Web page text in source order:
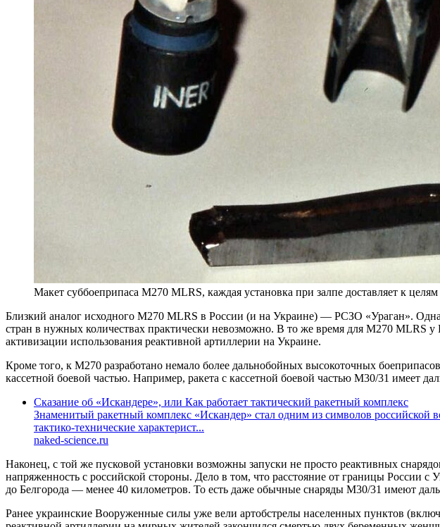
Макет суббоеприпаса M270 MLRS, каждая установка при залпе доставляет к
Близкий аналог исходного M270 MLRS в России (и на Украине) — РСЗО «Ураган».
стран в нужных количествах практически невозможно. В то же время для M270 MLRS
активизации использования реактивной артиллерии на Украине.
Кроме того, к М270 разработано немало более дальнобойных высокоточных
кассетной боевой частью. Например, ракета с кассетной боевой частью M30/31 имеет
Сказание об «Искандере», или Как работает тактический ракетный комплекс
Знаменитый ракетный комплекс «Искандер» стал одним из символов
тактико-технические характерист...
naked-science.ru
Наконец, с той же пусковой установки возможны запуски не просто реактивных
напряженность с российской стороны. Дело в том, что расстояние от границы России
до Белгорода — менее 40 километров. То есть даже обычные снаряды М30/31 имеют
Ранее украинские Вооруженные силы уже вели артобстрелы населенных пунктов